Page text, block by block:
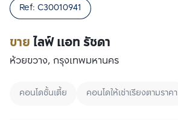
ขายไลฟ์ แอท รัชดา
Ref: C30010941
ห้วยขวาง, กรุงเทพมหานคร
คอนโดชั้นเตี้ย คอนโดให้เช่าเรียงตามราคา
เปรียบเทียบ